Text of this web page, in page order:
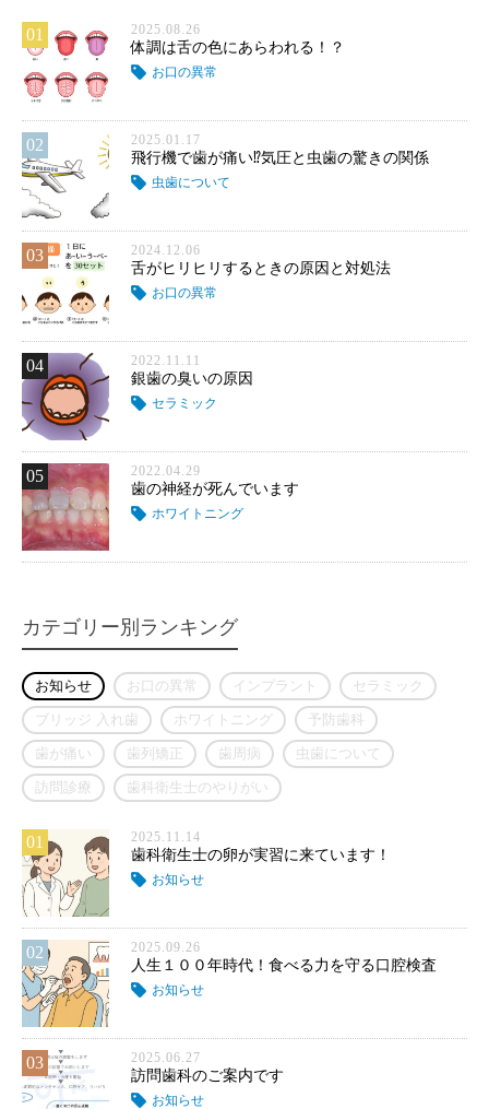
01 2025.08.26
体調は舌の色にあらわれる！？
お口の異常
02 2025.01.17
飛行機で歯が痛い⁉気圧と虫歯の驚きの関係
虫歯について
03 2024.12.06
舌がヒリヒリするときの原因と対処法
お口の異常
04 2022.11.11
銀歯の臭いの原因
セラミック
05 2022.04.29
歯の神経が死んでいます
ホワイトニング
カテゴリー別ランキング
お知らせ お口の異常 インプラント セラミック
ブリッジ 入れ歯 ホワイトニング 予防歯科
歯が痛い 歯列矯正 歯周病 虫歯について
訪問診療 歯科衛生士のやりがい
01 2025.11.14
歯科衛生士の卵が実習に来ています！
お知らせ
02 2025.09.26
人生１００年時代！食べる力を守る口腔検査
お知らせ
03 2025.06.27
訪問歯科のご案内です
お知らせ